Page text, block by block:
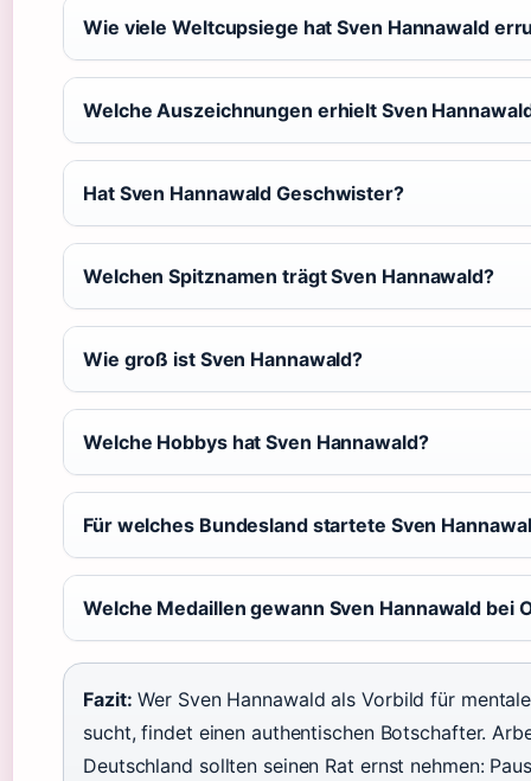
Wie viele Weltcupsiege hat Sven Hannawald
Welche Auszeichnungen erhielt Sven
Hat Sven Hannawald Geschwister?
Welchen Spitznamen trägt Sven Hannawald?
Wie groß ist Sven Hannawald?
Welche Hobbys hat Sven Hannawald?
Für welches Bundesland startete Sven
Welche Medaillen gewann Sven Hannawald bei
Fazit: Wer Sven Hannawald als Vorbild für
sucht, findet einen authentischen Botschafter.
Deutschland sollten seinen Rat ernst nehmen: